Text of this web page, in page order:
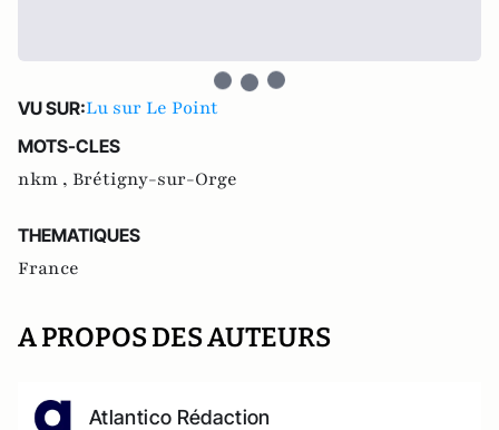
VU SUR:Lu sur Le Point
MOTS-CLES
nkm , Brétigny-sur-Orge
THEMATIQUES
France
A PROPOS DES AUTEURS
Atlantico Rédaction